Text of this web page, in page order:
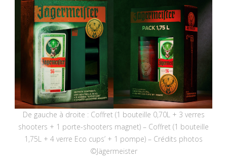
De gauche à droite : Coffret (1 bouteille 0,70L + 3 verres
shooters + 1 porte-shooters magnet) – Coffret (1 bouteille
1,75L + 4 verre Eco cups’ + 1 pompe) – Crédits photos
©Jägermeister